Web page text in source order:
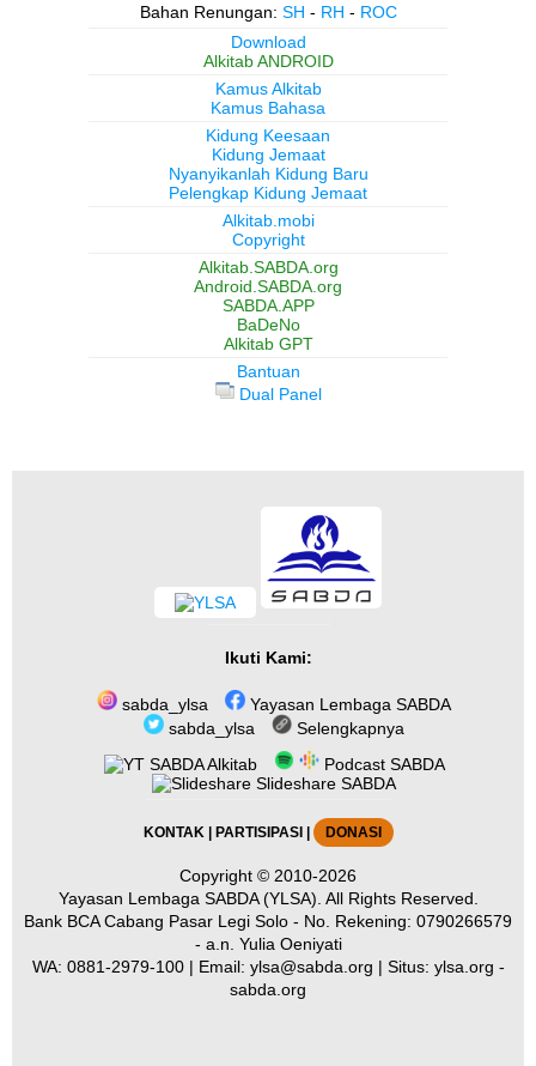
Bahan Renungan: SH - RH - ROC
Download
Alkitab ANDROID
Kamus Alkitab
Kamus Bahasa
Kidung Keesaan
Kidung Jemaat
Nyanyikanlah Kidung Baru
Pelengkap Kidung Jemaat
Alkitab.mobi
Copyright
Alkitab.SABDA.org
Android.SABDA.org
SABDA.APP
BaDeNo
Alkitab GPT
Bantuan
Dual Panel
Ikuti Kami:
sabda_ylsa
Yayasan Lembaga SABDA
sabda_ylsa
Selengkapnya
SABDA Alkitab
Podcast SABDA
Slideshare SABDA
KONTAK| PARTISIPASI DONASI
Copyright © 2010-2026
Yayasan Lembaga SABDA (YLSA). All Rights Reserved.
Bank BCA Cabang Pasar Legi Solo - No. Rekening: 0790266579
- a.n. Yulia Oeniyati
WA: 0881-2979-100| Email: ylsa@sabda.org | Situs: ylsa.org -
sabda.org